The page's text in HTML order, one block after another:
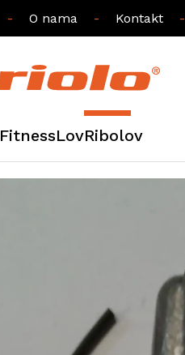
- O nama - Kontakt -
FitnessLovRibolov